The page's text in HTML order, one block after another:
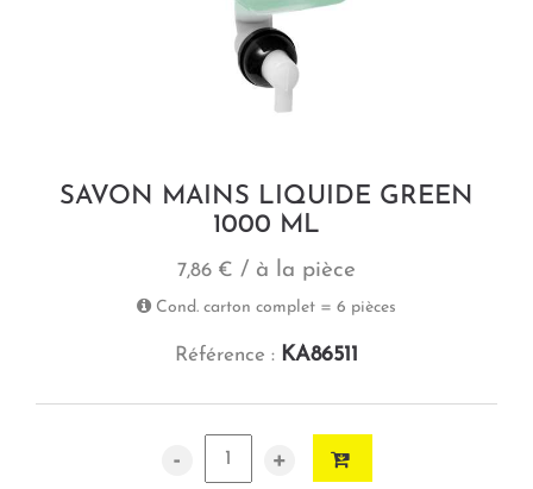
SAVON MAINS LIQUIDE GREEN
1000 ML
7,86 € / à la pièce
Cond. carton complet = 6 pièces
Référence : KA86511
- +